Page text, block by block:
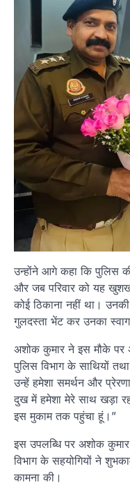
उन्होंने आगे कहा कि पुलिस
और जब परिवार को यह
कोई ठिकाना नहीं था।
गुलदस्ता भेंट कर उनका
अशोक कुमार ने इस मौके पर
पुलिस विभाग के साथियों
उन्हें हमेशा समर्थन और
दुख में हमेशा मेरे साथ खड़ा
इस मुकाम तक पहुंचा हूं।”
इस उपलब्धि पर अशोक
विभाग के सहयोगियों ने
कामना की।